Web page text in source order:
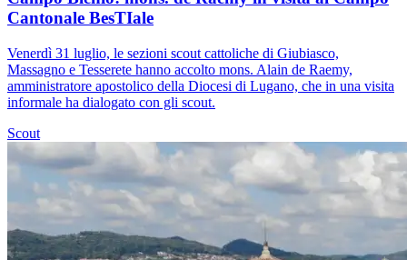
Cantonale BesTIale
Venerdì 31 luglio, le sezioni scout cattoliche di Giubiasco,
Massagno e Tesserete hanno accolto mons. Alain de Raemy,
amministratore apostolico della Diocesi di Lugano, che in una visita
informale ha dialogato con gli scout.
Scout